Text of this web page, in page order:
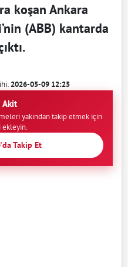
koşan Ankara
(ABB) kantarda
2026-05-09 12:25
Akit
yakından takip etmek için
ekleyin.
Takip Et